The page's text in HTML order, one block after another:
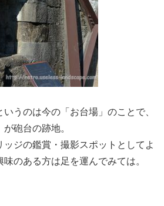
うのは今の「お台場」のことで、
砲台の跡地。
ッジの鑑賞・撮影スポットとしてよ
のある方は足を運んでみては。